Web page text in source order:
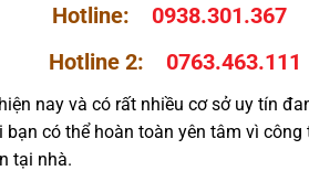
Hotline:
0938.301.367
Hotline 2:
0763.463.111
nay và có rất nhiều cơ sở uy tín
có thể hoàn toàn yên tâm vì
tại nhà.